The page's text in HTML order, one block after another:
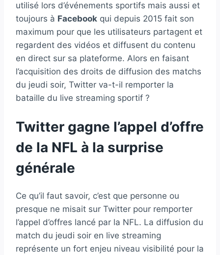
utilisé lors d’événements sportifs mais aussi et
toujours à Facebook qui depuis 2015 fait son
maximum pour que les utilisateurs partagent et
regardent des vidéos et diffusent du contenu
en direct sur sa plateforme. Alors en faisant
l’acquisition des droits de diffusion des matchs
du jeudi soir, Twitter va-t-il remporter la
bataille du live streaming sportif ?
Twitter gagne l’appel d’offre
de la NFL à la surprise
générale
Ce qu’il faut savoir, c’est que personne ou
presque ne misait sur Twitter pour remporter
l’appel d’offres lancé par la NFL. La diffusion du
match du jeudi soir en live streaming
représente un fort enjeu niveau visibilité pour la